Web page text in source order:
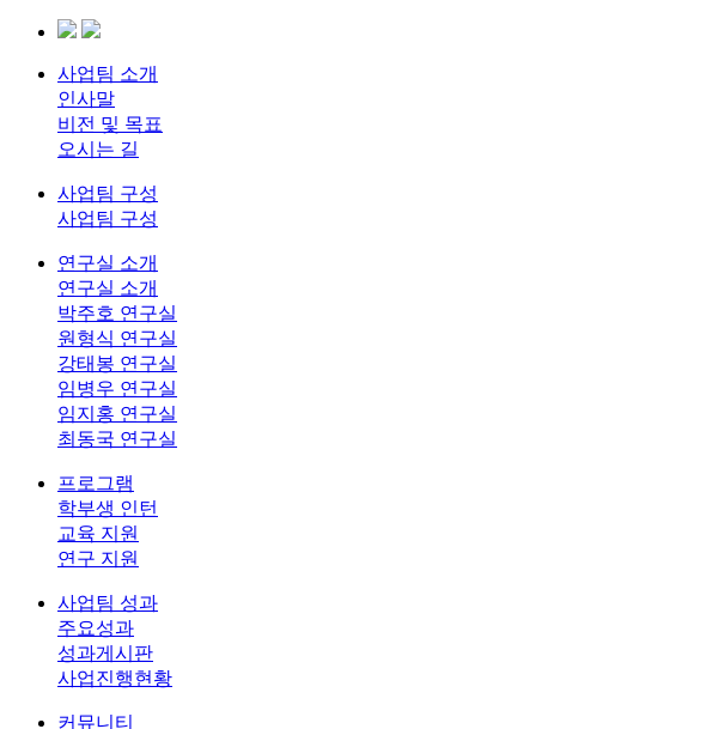
사업팀 소개
인사말
비전 및 목표
오시는 길
사업팀 구성
사업팀 구성
연구실 소개
연구실 소개
박주호 연구실
원형식 연구실
강태봉 연구실
임병우 연구실
임지홍 연구실
최동국 연구실
프로그램
학부생 인턴
교육 지원
연구 지원
사업팀 성과
주요성과
성과게시판
사업진행현황
커뮤니티